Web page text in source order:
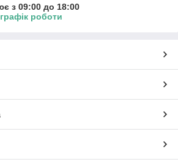
з 09:00 до 18:00
роботи